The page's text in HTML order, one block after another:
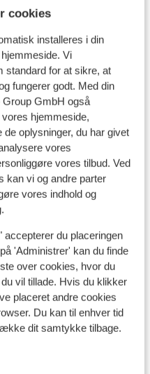
cookies
installeres i din
Vi
standard for at sikre, at
fungerer godt. Med din
GmbH også
hjemmeside,
oplysninger, du har givet
vores
vores tilbud. Ved
kan vi og andre parter
vores indhold og
accepterer du placeringen
'Administrer' kan du finde
over cookies, hvor du
vil tillade. Hvis du klikker
placeret andre cookies
Du kan til enhver tid
dit samtykke tilbage.
kort
meter
ca. 90 kilometer
meter
800 meter